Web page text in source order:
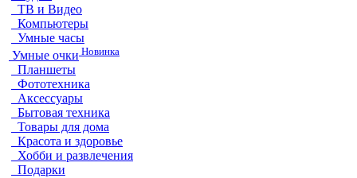
ТВ и Видео
Компьютеры
Умные часы
Умные очки Новинка
Планшеты
Фототехника
Аксессуары
Бытовая техника
Товары для дома
Красота и здоровье
Хобби и развлечения
Подарки